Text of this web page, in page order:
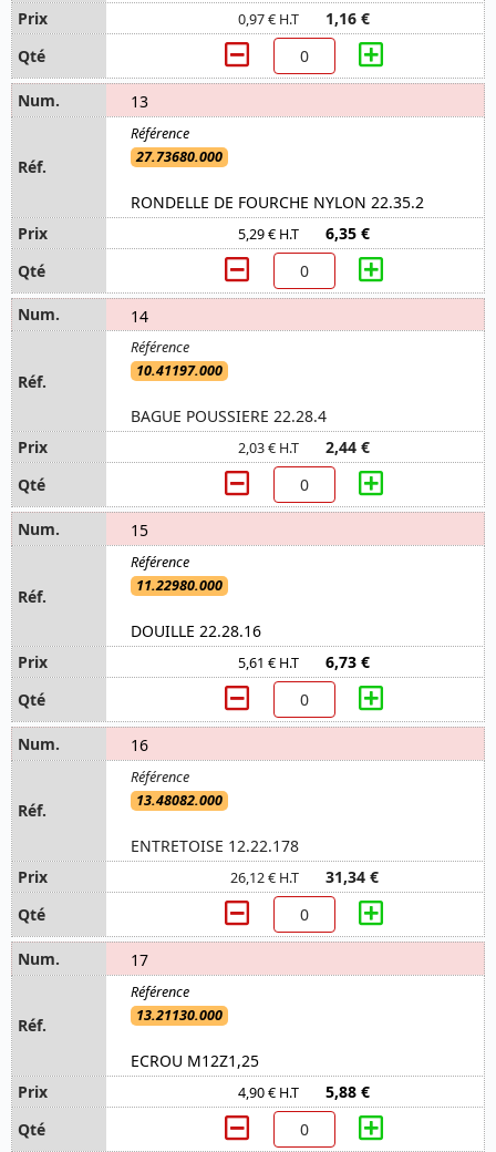
0,97 € H.T 1,16 €
13
27.73680.000
RONDELLE DE FOURCHE NYLON 22.35.2
5,29 € H.T 6,35 €
14
10.41197.000
BAGUE POUSSIERE 22.28.4
2,03 € H.T 2,44 €
15
11.22980.000
DOUILLE 22.28.16
5,61 € H.T 6,73 €
16
13.48082.000
ENTRETOISE 12.22.178
26,12 € H.T 31,34 €
17
13.21130.000
ECROU M12Z1,25
4,90 € H.T 5,88 €